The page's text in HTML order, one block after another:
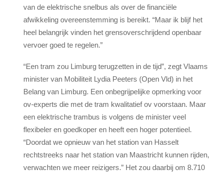
van de elektrische snelbus als over de financiële
afwikkeling overeenstemming is bereikt. “Maar ik blijf het
heel belangrijk vinden het grensoverschrijdend openbaar
vervoer goed te regelen.”
“Een tram zou Limburg terugzetten in de tijd”, zegt Vlaams
minister van Mobiliteit Lydia Peeters (Open Vld) in het
Belang van Limburg. Een onbegrijpelijke opmerking voor
ov-experts die met de tram kwalitatief ov voorstaan. Maar
een elektrische trambus is volgens de minister veel
flexibeler en goedkoper en heeft een hoger potentieel.
“Doordat we opnieuw van het station van Hasselt
rechtstreeks naar het station van Maastricht kunnen rijden,
verwachten we meer reizigers.” Het zou daarbij om 8.710